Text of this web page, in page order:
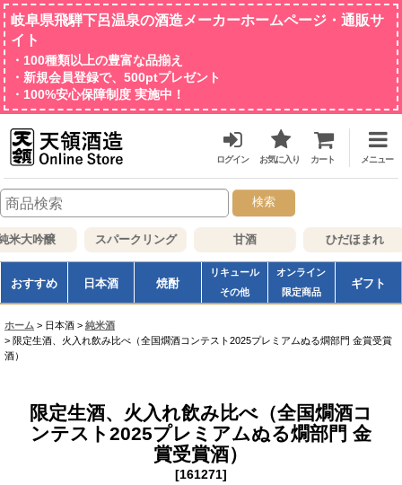
岐阜県飛騨下呂温泉の酒造メーカーホームページ・通販サ
イト
・100種類以上の豊富な品揃え
・新規会員登録で、500ptプレゼント
・100%安心保障制度 実施中！
ログイン お気に入り カート メニュー
検索
大吟醸 スパークリング 甘酒 ひだほまれ
おすすめ 日本酒 焼酎
リキュール
その他
オンライン
限定商品
ギフト
ホーム > 日本酒 > 純米酒
> 限定生酒、火入れ飲み比べ（全国燗酒コンテスト2025プレミアムぬる燗部門 金賞受賞
酒）
限定生酒、火入れ飲み比べ（全国燗酒コ
ンテスト2025プレミアムぬる燗部門 金
賞受賞酒）
[161271]